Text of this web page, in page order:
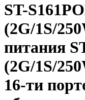
ST-
(2G/1S/
питания
(2G/1S/
16-ти